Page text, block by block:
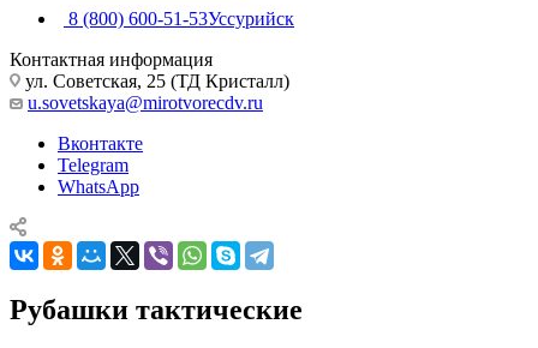
8 (800) 600-51-53Уссурийск
Контактная информация
ул. Советская, 25 (ТД Кристалл)
u.sovetskaya@mirotvorecdv.ru
Вконтакте
Telegram
WhatsApp
Рубашки тактические